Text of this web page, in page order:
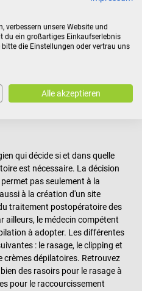
utiles dans le domaine privé,
médical. Ils sont utilisés pour
peau lisse et sans poils avant
de préparer les
DocCheck une large
des clippeuses électriques
qui décide si et dans quelle
est nécessaire. La décision
pas seulement à la
à la création d'un site
traitement postopératoire des
ailleurs, le médecin compétent
à adopter. Les différentes
: le rasage, le clipping et
crèmes dépilatoires. Retrouvez
des rasoirs pour le rasage à
pour le raccourcissement
verbessern unsere Website und
du ein großartiges Einkaufserlebnis
die Einstellungen oder vertrau uns
Alle akzeptieren